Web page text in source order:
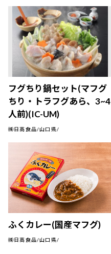
フグちり鍋セット(マフグ
ちり・トラフグあら、3~4
人前)(IC-UM)
㈱日高食品/山口県/
ふくカレー(国産マフグ)
㈱日高食品/山口県/